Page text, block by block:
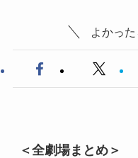
よかっ
＜全劇場まとめ＞